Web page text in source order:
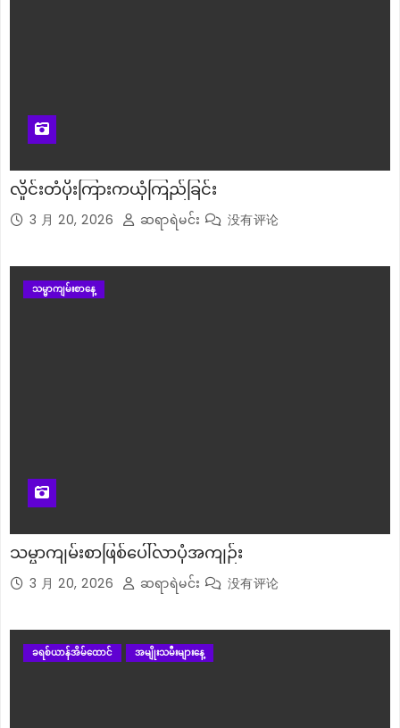
လှိုင်းတံပိုးကြားကယုံကြည်ခြင်း
3 月 20, 2026 ဆရာရဲမင်း 没有评论
သမ္မာကျမ်းစာနေ့
သမ္မာကျမ်းစာဖြစ်ပေါ်လာပုံအကျဉ်း
3 月 20, 2026 ဆရာရဲမင်း 没有评论
ခရစ်ယာန်အိမ်ထောင် အမျိုးသမီးများနေ့